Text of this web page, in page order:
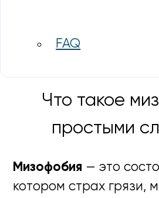
FAQ
Что такое
простыми
Мизофобия — это
котором страх грязи,